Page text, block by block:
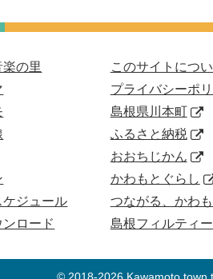
の里
ジュール
ロード
このサイトにつ
プライバシーポ
島根県川本町
ふるさと納税
おおちじかん
かわもとぐらし
つながる、かわも
島根フィルティ
© 2018-2026 Kawamoto town